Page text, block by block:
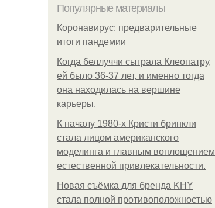
Популярные материалы
Коронавирус: предварительные
итоги пандемии
Когда беллуччи сыграла Клеопатру,
ей было 36-37 лет, и именно тогда
она находилась на вершине
карьеры.
К началу 1980-х Кристи бринкли
стала лицом американского
моделинга и главным воплощением
естественной привлекательности.
Новая съёмка для бренда KHY
стала полной противоположностью